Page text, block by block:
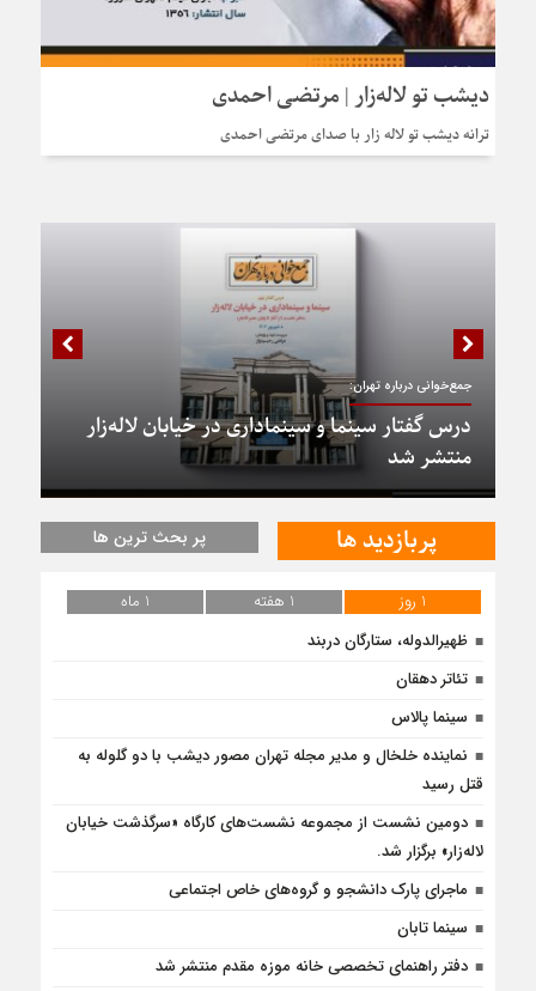
دیشب تو لاله‌زار | مرتضی احمدی
ترانه دیشب تو لاله زار با صدای مرتضی احمدی
جمع‌خوانی درباره تهران:
درس گفتار سینما و سینماداری در خیابان لاله‌زار
منتشر شد
پربازدید ها پر بحث ترین ها
1 روز 1 هفته
1 ماه
ظهیرالدوله، ستارگان دربند
تئاتر دهقان
سینما پالاس
نماینده خلخال و مدیر مجله تهران مصور دیشب با دو گلوله به
قتل رسید
دومین نشست از مجموعه نشست‌های کارگاه «سرگذشت خیابان
لاله‌زار» برگزار شد.
ماجرای پارک دانشجو و گروه‌های خاص اجتماعی
سینما تابان
دفتر راهنمای تخصصی خانه موزه مقدم منتشر شد